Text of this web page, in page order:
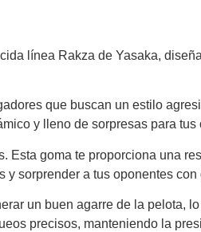
línea Rakza de Yasaka,
que buscan un estilo
y lleno de sorpresas para tus
Esta goma te proporciona una
sorprender a tus oponentes
un buen agarre de la pelota,
precisos, manteniendo la